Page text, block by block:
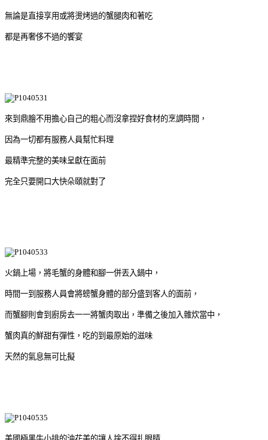
無論是直接享用或將燙烤過的蟹腿肉和著吃
都是再奢侈不過的饗宴
來到鼎膾不用擔心自己的粗心而沒拿捏好食材的烹調時間，
因為一切都有服務人員幫忙料理
最精準完整的美味呈獻在面前
完全只要開口大快朵頤就對了
火鍋上場，將毛蟹的身體和腳一併丟入鍋中，
時間一到服務人員會將螃蟹身體的部分盛到客人的面前，
而蟹腳則會到廚房去一一將蟹肉取出，準備之後加入雜炊當中，
蟹肉真的鮮甜有彈性，吃的到最原始的滋味
天然的氣息無可比擬